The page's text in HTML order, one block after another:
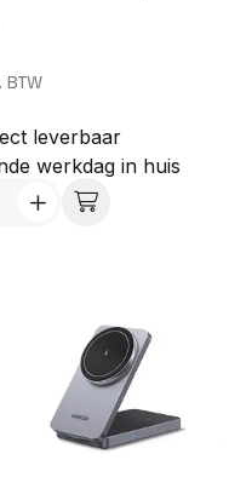
Overstroom,
product: Wit
BTW
leverbaar
werkdag in huis